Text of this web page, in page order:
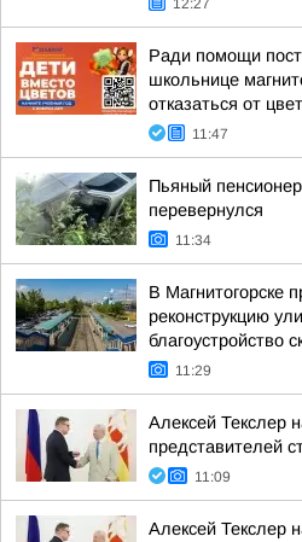
12:27
Ради помощи
школьнице
отказаться от
11:47
Пьяный
перевернулся
11:34
В Магнитогорске
реконструкцию
благоустройство
11:29
Алексей Текслер
представителей
11:09
Алексей Текслер